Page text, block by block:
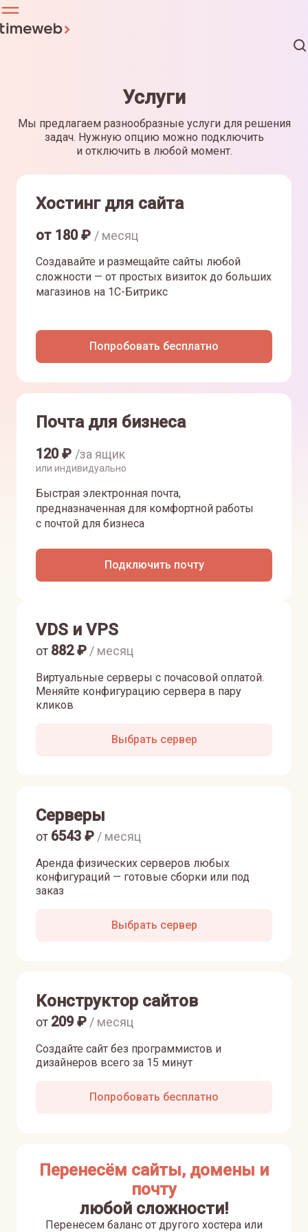
Услуги
Мы предлагаем разнообразные услуги для решения
задач. Нужную опцию можно подключить
и отключить в любой момент.
Хостинг для сайта
от 180₽ / месяц
Создавайте и размещайте сайты любой
сложности — от простых визиток до больших
магазинов на 1С-Битрикс
Попробовать бесплатно
Почта для бизнеса
120₽ /за ящик
или индивидуально
Быстрая электронная почта,
предназначенная для комфортной работы
с почтой для бизнеса
Подключить почту
VDS и VPS
Виртуальные серверы с почасовой оплатой.
Меняйте конфигурацию сервера в пару
кликов
от 882₽ / месяц
Выбрать сервер
Серверы
Аренда физических серверов любых
конфигураций — готовые сборки или под
заказ
от 6543 ₽ / месяц
Выбрать сервер
Конструктор сайтов
Создайте сайт без программистов и
дизайнеров всего за 15 минут
от 209₽ / месяц
Попробовать бесплатно
Перенесём сайты, домены и
почту
любой сложности!
Перенесем баланс от другого хостера или